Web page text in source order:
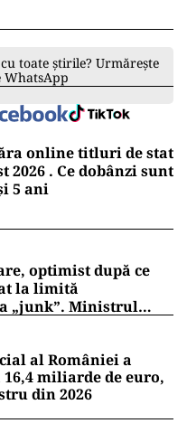
toate știrile? Urmărește
WhatsApp
online titluri de stat
2026 . Ce dobânzi sunt
5 ani
optimist după ce
la limită
„junk”. Ministrul
al României a
16,4 miliarde de euro,
din 2026